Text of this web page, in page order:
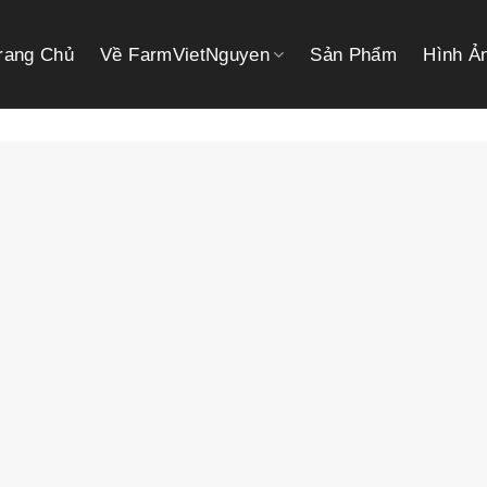
Chủ Về FarmVietNguyen Sản Phẩm Hình